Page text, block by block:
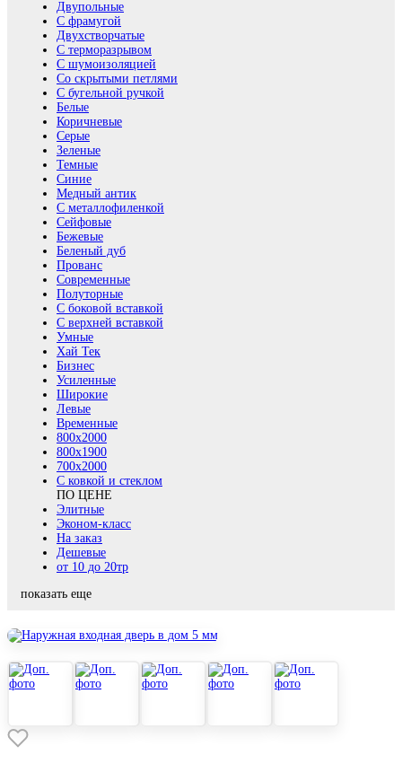
Двупольные
С фрамугой
Двухстворчатые
С терморазрывом
С шумоизоляцией
Со скрытыми петлями
С бугельной ручкой
Белые
Коричневые
Серые
Зеленые
Темные
Синие
Медный антик
С металлофиленкой
Сейфовые
Бежевые
Беленый дуб
Прованс
Современные
Полуторные
С боковой вставкой
С верхней вставкой
Умные
Хай Тек
Бизнес
Усиленные
Широкие
Левые
Временные
800х2000
800x1900
700x2000
С ковкой и стеклом
ПО ЦЕНЕ
Элитные
Эконом-класс
На заказ
Дешевые
от 10 до 20тр
показать еще